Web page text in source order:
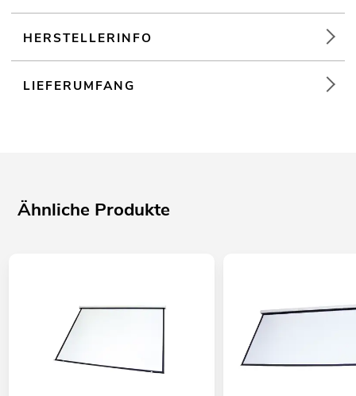
HERSTELLERINFO
LIEFERUMFANG
Ähnliche Produkte